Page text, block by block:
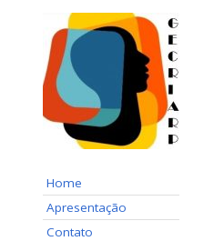
Home
Apresentação
Contato